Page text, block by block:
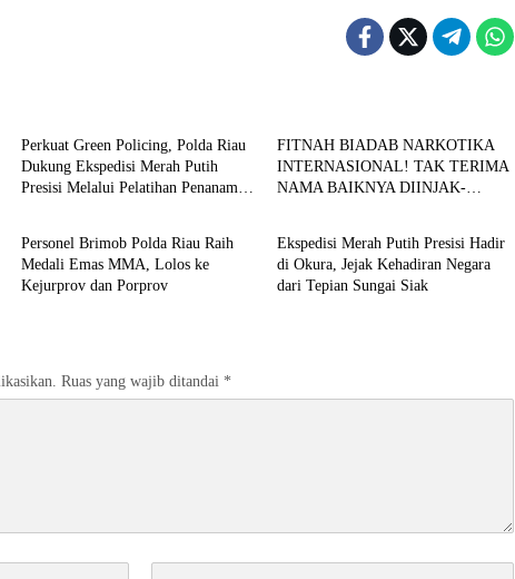
Perkuat Green Policing, Polda Riau
Dukung Ekspedisi Merah Putih
Presisi Melalui Pelatihan Penanaman
FITNAH BIADAB NARKOTIKA
INTERNASIONAL! TAK TERIMA
NAMA BAIKNYA DIINJAK-
SERET AKUN PEMBUNUH
KARAKTER KE PENJARA POLDA
KEPRI!
Personel Brimob Polda Riau Raih
Medali Emas MMA, Lolos ke
Kejurprov dan Porprov
Ekspedisi Merah Putih Presisi Hadir
di Okura, Jejak Kehadiran Negara
dari Tepian Sungai Siak
Ruas yang wajib ditandai *